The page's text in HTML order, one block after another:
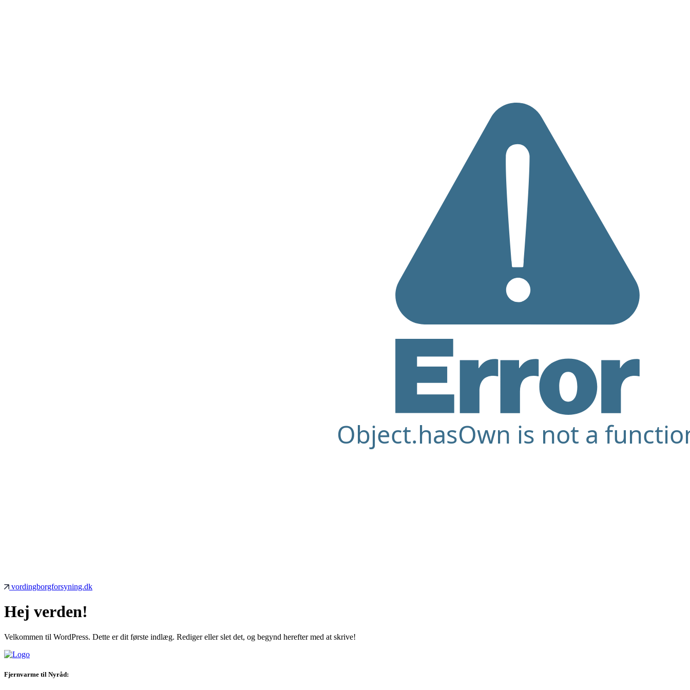
til vordingborgforsyning.dk
Hej verden!
Velkommen til WordPress. Dette er dit første indlæg. Rediger eller slet det, og begynd herefter med at skrive!
Fjernvarme til Nyråd: